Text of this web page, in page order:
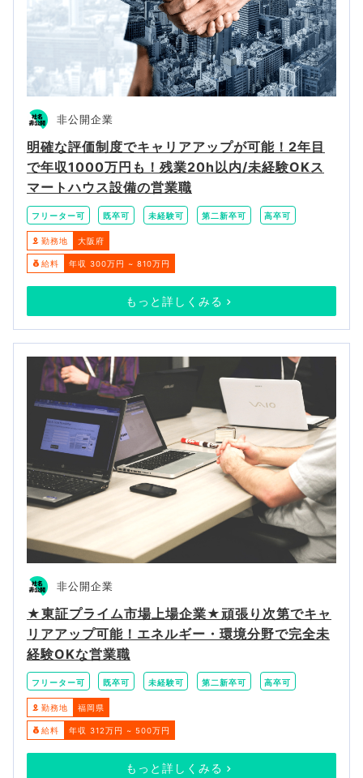
非公開企業
明確な評価制度でキャリアアップが可能！2年目
で年収1000万円も！残業20h以内/未経験OKス
マートハウス設備の営業職
フリーター可 既卒可 未経験可 第二新卒可 高卒可
勤務地 大阪府
給料 年収 300万円 ~ 810万円
もっと詳しくみる
非公開企業
★東証プライム市場上場企業★頑張り次第でキャ
リアアップ可能！エネルギー・環境分野で完全未
経験OKな営業職
フリーター可 既卒可 未経験可 第二新卒可 高卒可
勤務地 福岡県
給料 年収 312万円 ~ 500万円
もっと詳しくみる